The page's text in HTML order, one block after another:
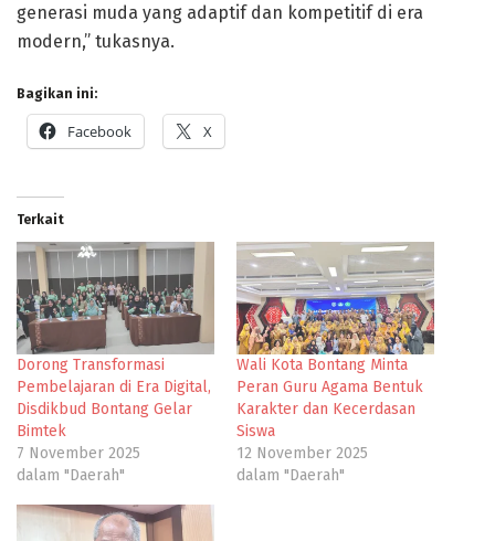
generasi muda yang adaptif dan kompetitif di era
modern,” tukasnya.
Bagikan ini:
Facebook X
Terkait
Dorong Transformasi
Pembelajaran di Era Digital,
Disdikbud Bontang Gelar
Bimtek
7 November 2025
dalam "Daerah"
Wali Kota Bontang Minta
Peran Guru Agama Bentuk
Karakter dan Kecerdasan
Siswa
12 November 2025
dalam "Daerah"